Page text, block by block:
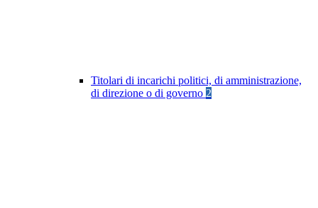
Titolari di incarichi politici, di amministrazione,
di direzione o di governo 2